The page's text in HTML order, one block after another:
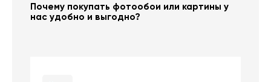
Почему покупать фотообои или картины у
нас удобно и выгодно?